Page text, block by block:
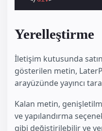
Yerelleştirme
İletişim kutusunda
gösterilen metin,
arayüzünde yayıncı
Kalan metin,
ve yapılandırma
gibi değiştirilebilir ve